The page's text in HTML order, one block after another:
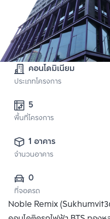
คอนโดมิเนียม
ประเภทโครงการ
พื้นที่โครงการ
1 อาคาร
จำนวนอาคาร
0
ที่จอดรถ
Noble Remix